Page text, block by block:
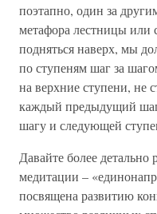
поэтапно, один за
метафора лестницы
подняться наверх, мы
по ступеням шаг за
на верхние ступени, не
каждый предыдущий
шагу и следующей
Давайте более
медитации –
посвящена развитию